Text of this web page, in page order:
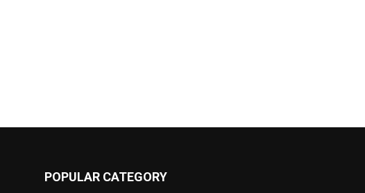
POPULAR CATEGORY